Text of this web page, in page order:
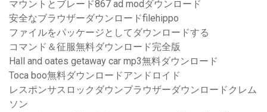
マウントとブレード867 ad modダウンロード
安全なブラウザーダウンロードfilehippo
ファイルをパッケージとしてダウンロードする
コマンド＆征服無料ダウンロード完全版
Hall and oates getaway car mp3無料ダウンロード
Toca boo無料ダウンロードアンドロイド
レスポンサスロックダウンブラウザーダウンロードクレム
ソン